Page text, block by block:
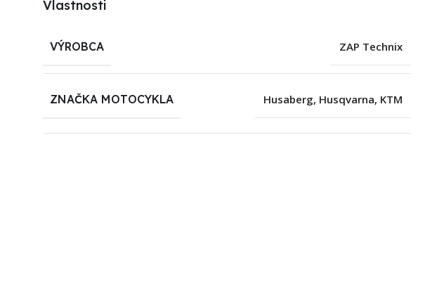
Vlastnosti
VÝROBCA ZAP Technix
ZNAČKA MOTOCYKLA Husaberg, Husqvarna, KTM